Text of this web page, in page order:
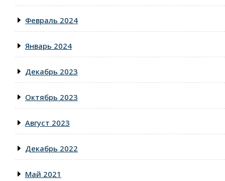
Февраль 2024
Январь 2024
Декабрь 2023
Октябрь 2023
Август 2023
Декабрь 2022
Май 2021